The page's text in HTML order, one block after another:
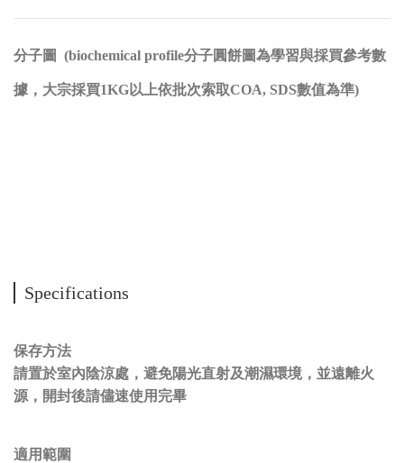
分子圖 (biochemical profile分子圓餅圖為學習與採買參考數
據，大宗採買1KG以上依批次索取COA, SDS數值為準)
Specifications
保存方法
請置於室內陰涼處，避免陽光直射及潮濕環境，並遠離火
源，開封後請儘速使用完畢
適用範圍